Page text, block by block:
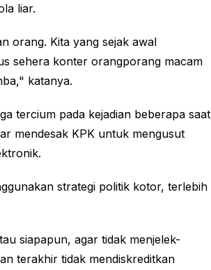
liar.
orang. Kita yang sejak awal
sehera konter orangporang macam
katanya.
tercium pada kejadian beberapa saat
mendesak KPK untuk mengusut
strategi politik kotor, terlebih
siapapun, agar tidak menjelek-
terakhir tidak mendiskreditkan